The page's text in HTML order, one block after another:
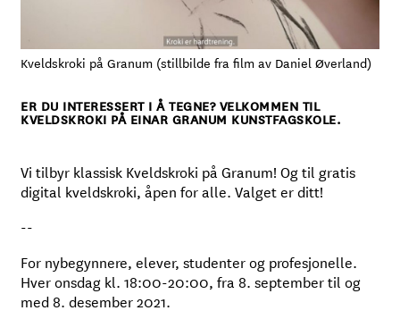
Kveldskroki på Granum (stillbilde fra film av Daniel Øverland)
ER DU INTERESSERT I Å TEGNE? VELKOMMEN TIL
KVELDSKROKI PÅ EINAR GRANUM KUNSTFAGSKOLE.
Vi tilbyr klassisk Kveldskroki på Granum! Og til gratis
digital kveldskroki, åpen for alle. Valget er ditt!
--
For nybegynnere, elever, studenter og profesjonelle.
Hver onsdag kl. 18:00-20:00, fra 8. september til og
med 8. desember 2021.